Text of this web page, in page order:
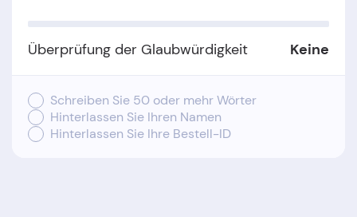
Überprüfung der Glaubwürdigkeit Keine
Schreiben Sie 50 oder mehr Wörter
Hinterlassen Sie Ihren Namen
Hinterlassen Sie Ihre Bestell-ID